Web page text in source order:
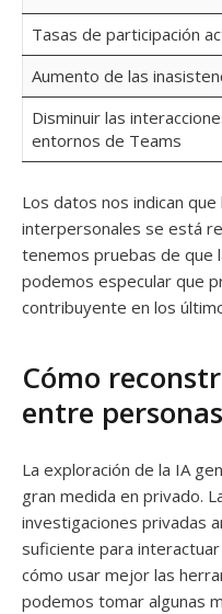
Tasas de participación
Aumento de las
Disminuir las
entornos de Teams
Los datos nos indican
interpersonales se está
tenemos pruebas de que
podemos especular que
contribuyente en los
Cómo
entre personas
La exploración de la IA
gran medida en privado.
investigaciones privadas
suficiente para
cómo usar mejor las
podemos tomar algunas